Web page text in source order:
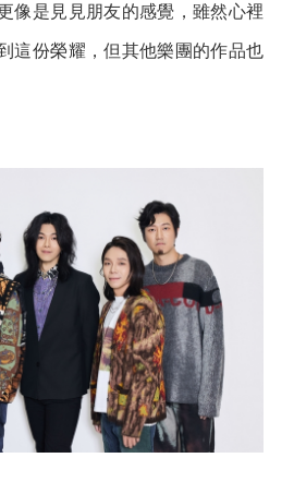
像是見見朋友的感覺，雖然心裡
這份榮耀，但其他樂團的作品也